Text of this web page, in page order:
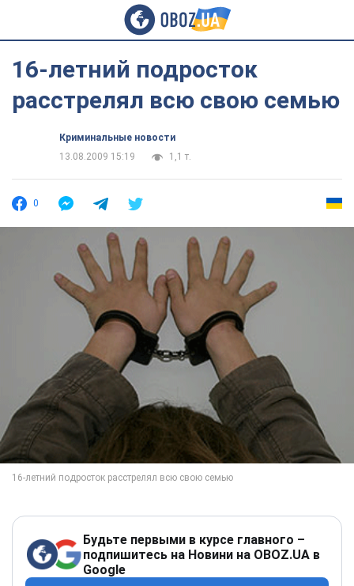
16-летний подросток
расстрелял всю свою семью
Криминальные новости
13.08.2009 15:19
1,1 т.
0
Будьте первыми в курсе главного –
подпишитесь на Новини на OBOZ.UA в
Google